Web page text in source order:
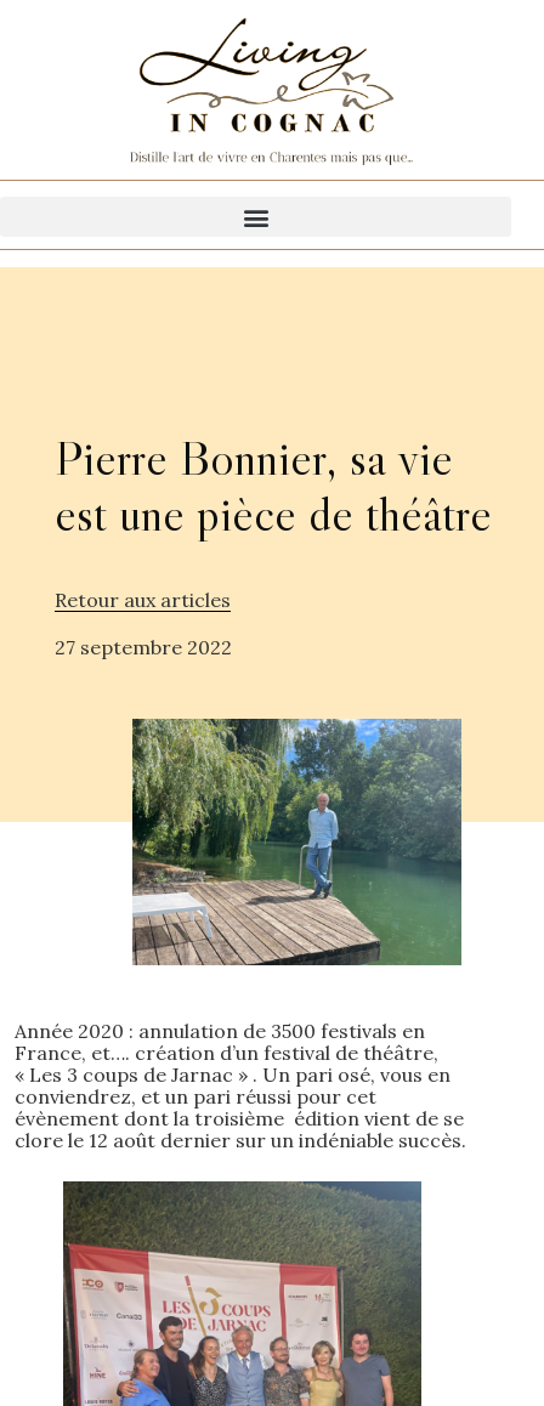
Pierre Bonnier, sa vie
est une pièce de théâtre
Retour aux articles
27 septembre 2022
Année 2020 : annulation de 3500 festivals en
France, et…. création d’un festival de théâtre,
« Les 3 coups de Jarnac » . Un pari osé, vous en
conviendrez, et un pari réussi pour cet
évènement dont la troisième édition vient de se
clore le 12 août dernier sur un indéniable succès.